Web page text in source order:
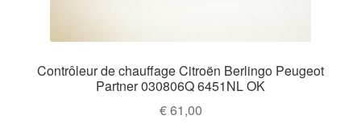
Contrôleur de chauffage Citroën Berlingo Peugeot
Partner 030806Q 6451NL OK
€61,00